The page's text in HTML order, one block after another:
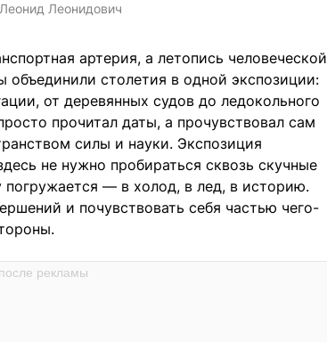
Леонидович
артерия, а летопись человеческой
столетия в одной экспозиции:
от деревянных судов до ледокольного
прочитал даты, а прочувствовал сам
силы и науки. Экспозиция
не нужно пробираться сквозь скучные
— в холод, в лед, в историю.
и почувствовать себя частью чего-